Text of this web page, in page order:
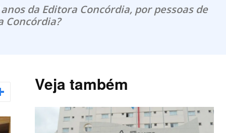
da Editora Concórdia, por pessoas de
Concórdia?
Veja também